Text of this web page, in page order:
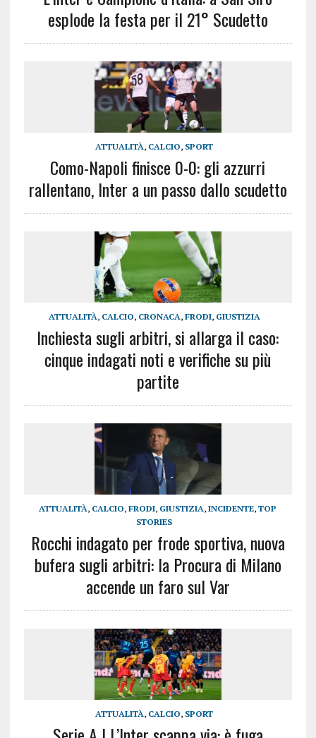
esplode la festa per il 21° Scudetto
ATTUALITÀ, CALCIO, SPORT
Como-Napoli finisce 0-0: gli azzurri
rallentano, Inter a un passo dallo scudetto
ATTUALITÀ, CALCIO, CRONACA, FRODI, GIUSTIZIA
Inchiesta sugli arbitri, si allarga il caso:
cinque indagati noti e verifiche su più
partite
ATTUALITÀ, CALCIO,FRODI, GIUSTIZIA,INCIDENTE,TOP
STORIES
Rocchi indagato per frode sportiva, nuova
bufera sugli arbitri: la Procura di Milano
accende un faro sul Var
ATTUALITÀ, CALCIO, SPORT